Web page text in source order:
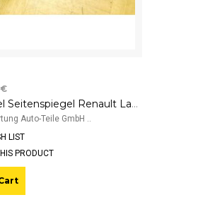
Außenspiegel Seitenspiegel Renault Laguna 1 I mechanisch links Blau
Auto-Teile GmbH ..
LIST
PRODUCT